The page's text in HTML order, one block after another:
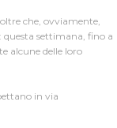
che, ovviamente,
questa settimana, fino a
alcune delle loro
in via